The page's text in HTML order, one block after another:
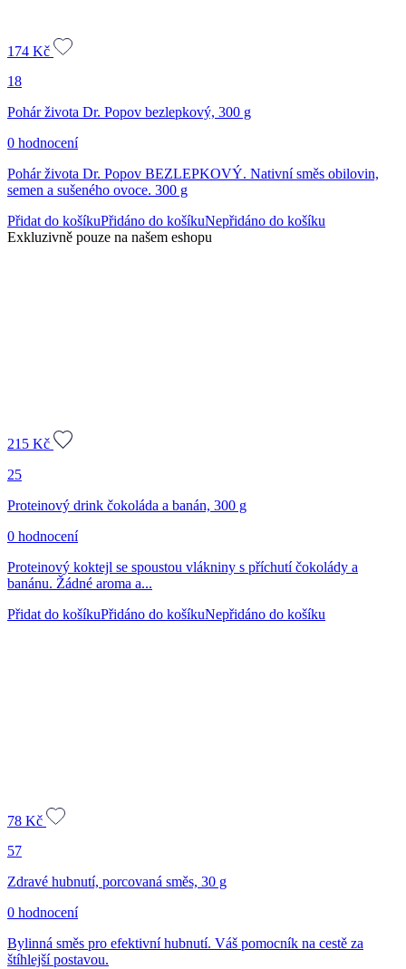
174 Kč
18
Pohár života Dr. Popov bezlepkový, 300 g
0 hodnocení
Pohár života Dr. Popov BEZLEPKOVÝ. Nativní směs obilovin,
semen a sušeného ovoce. 300 g
Přidat do košíkuPřidáno do košíkuNepřidáno do košíku
Exkluzivně pouze na našem eshopu
215 Kč
25
Proteinový drink čokoláda a banán, 300 g
0 hodnocení
Proteinový koktejl se spoustou vlákniny s příchutí čokolády a
banánu. Žádné aroma a...
Přidat do košíkuPřidáno do košíkuNepřidáno do košíku
78 Kč
57
Zdravé hubnutí, porcovaná směs, 30 g
0 hodnocení
Bylinná směs pro efektivní hubnutí. Váš pomocník na cestě za
štíhlejší postavou.